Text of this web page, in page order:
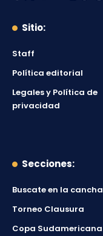
Sitio:
Staff
Política editorial
Legales y Política de
privacidad
Secciones:
Buscate en la cancha
Torneo Clausura
Copa Sudamericana